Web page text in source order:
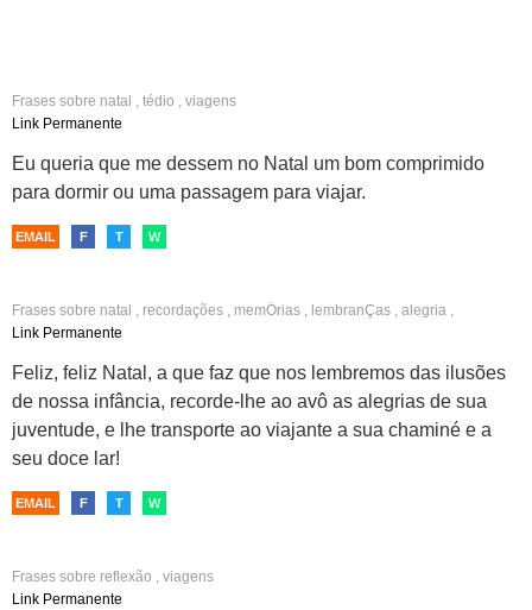
Frases sobre natal , tédio , viagens
Link Permanente
Eu queria que me dessem no Natal um bom comprimido
para dormir ou uma passagem para viajar.
EMAIL F T W
Frases sobre natal , recordações , memÓrias , lembranÇas , alegria ,
juventude,viagens
Link Permanente
Feliz, feliz Natal, a que faz que nos lembremos das ilusões
de nossa infância, recorde-lhe ao avô as alegrias de sua
juventude, e lhe transporte ao viajante a sua chaminé e a
seu doce lar!
EMAIL F T W
Frases sobre reflexão , viagens
Link Permanente